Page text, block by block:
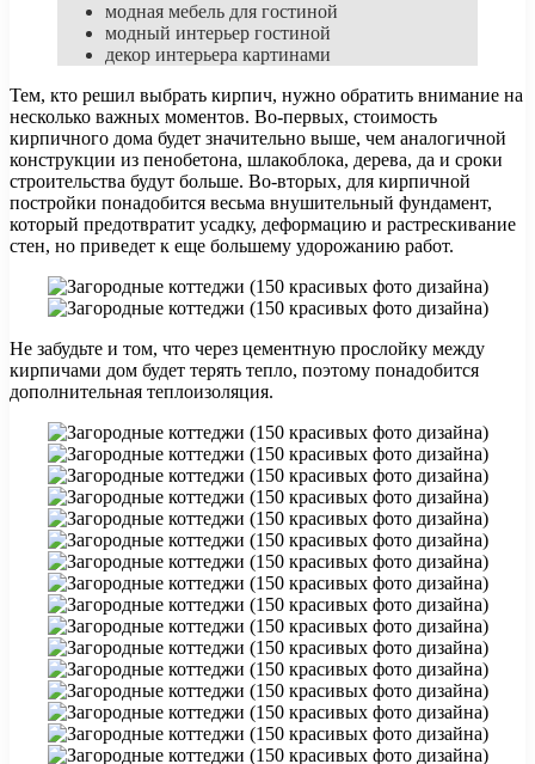
модная мебель для гостиной
модный интерьер гостиной
декор интерьера картинами
Тем, кто решил выбрать кирпич, нужно обратить внимание на
несколько важных моментов. Во-первых, стоимость
кирпичного дома будет значительно выше, чем аналогичной
конструкции из пенобетона, шлакоблока, дерева, да и сроки
строительства будут больше. Во-вторых, для кирпичной
постройки понадобится весьма внушительный фундамент,
который предотвратит усадку, деформацию и растрескивание
стен, но приведет к еще большему удорожанию работ.
Не забудьте и том, что через цементную прослойку между
кирпичами дом будет терять тепло, поэтому понадобится
дополнительная теплоизоляция.